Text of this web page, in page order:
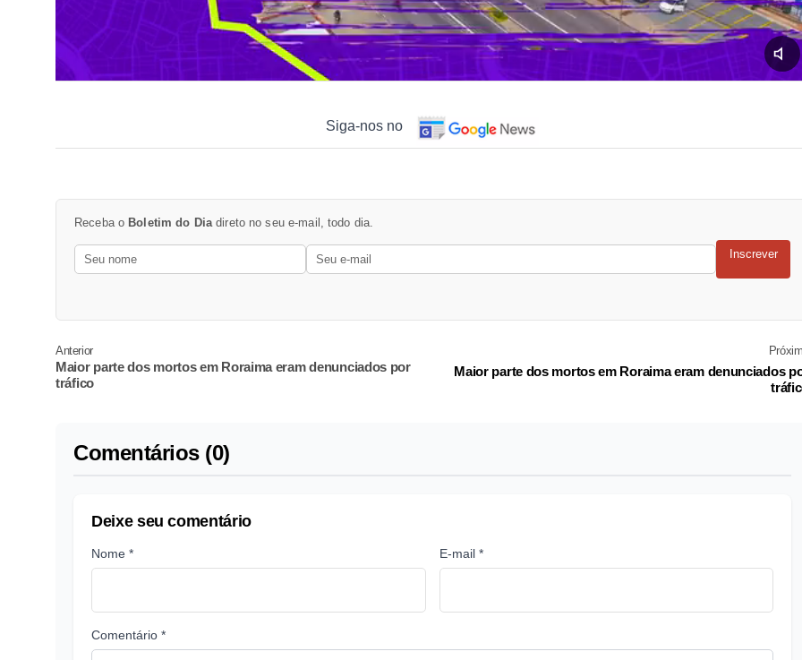
Siga-nos no
Receba o Boletim do Diadireto no seu e-mail, todo dia.
Inscrever
Anterior
Maior parte dos mortos em Roraima eram denunciados por
tráfico
Maior parte dos mortos em Roraima eram denunciados
Comentários (0)
Deixe seu comentário
Nome * E-mail *
Comentário *